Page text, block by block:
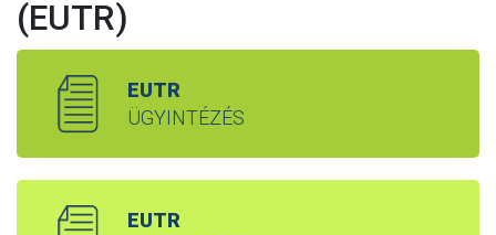
(EUTR)
EUTR
ÜGYINTÉZÉS
EUTR